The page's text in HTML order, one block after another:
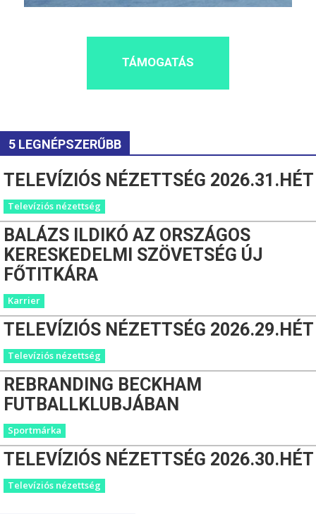
TÁMOGATÁS
5 LEGNÉPSZERŰBB
TELEVÍZIÓS NÉZETTSÉG 2026.31.HÉT
Televíziós nézettség
BALÁZS ILDIKÓ AZ ORSZÁGOS
KERESKEDELMI SZÖVETSÉG ÚJ
FŐTITKÁRA
Karrier
TELEVÍZIÓS NÉZETTSÉG 2026.29.HÉT
Televíziós nézettség
REBRANDING BECKHAM
FUTBALLKLUBJÁBAN
Sportmárka
TELEVÍZIÓS NÉZETTSÉG 2026.30.HÉT
Televíziós nézettség